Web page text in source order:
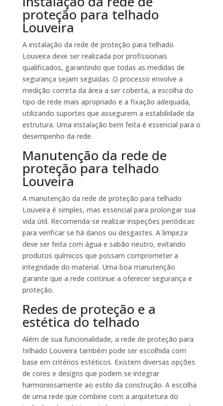
proteção para telhado
Louveira
A instalação da rede de proteção para telhado
Louveira deve ser realizada por profissionais
qualificados, garantindo que todas as medidas de
segurança sejam seguidas. O processo envolve a
medição correta da área a ser coberta, a escolha do
tipo de rede mais apropriado e a fixação adequada,
utilizando suportes que assegurem a estabilidade da
estrutura. Uma instalação bem feita é essencial para o
desempenho da rede.
Manutenção da rede de
proteção para telhado
Louveira
A manutenção da rede de proteção para telhado
Louveira é simples, mas essencial para prolongar sua
vida útil. Recomenda-se realizar inspeções periódicas
para verificar se há danos ou desgastes. A limpeza
deve ser feita com água e sabão neutro, evitando
produtos químicos que possam comprometer a
integridade do material. Uma boa manutenção
garante que a rede continue a oferecer segurança e
proteção.
Redes de proteção e a
estética do telhado
Além de sua funcionalidade, a rede de proteção para
telhado Louveira também pode ser escolhida com
base em critérios estéticos. Existem diversas opções
de cores e designs que podem se integrar
harmoniosamente ao estilo da construção. A escolha
de uma rede que combine com a arquitetura do